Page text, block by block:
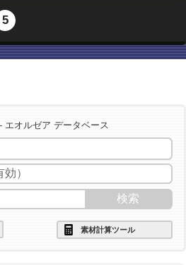
5
- エオルゼア データベース
素材計算ツール